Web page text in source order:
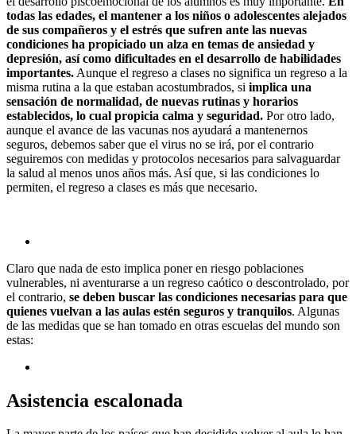
todas las edades, el mantener a los niños o adolescentes alejados
de sus compañeros y el estrés que sufren ante las nuevas
condiciones ha propiciado un alza en temas de ansiedad y
depresión, así como dificultades en el desarrollo de habilidades
importantes. Aunque el regreso a clases no significa un regreso a la
misma rutina a la que estaban acostumbrados, si implica una
sensación de normalidad, de nuevas rutinas y horarios
establecidos, lo cual propicia calma y seguridad. Por otro lado,
aunque el avance de las vacunas nos ayudará a mantenernos
seguros, debemos saber que el virus no se irá, por el contrario
seguiremos con medidas y protocolos necesarios para salvaguardar
la salud al menos unos años más. Así que, si las condiciones lo
permiten, el regreso a clases es más que necesario.
Claro que nada de esto implica poner en riesgo poblaciones
vulnerables, ni aventurarse a un regreso caótico o descontrolado, por
el contrario, se deben buscar las condiciones necesarias para que
quienes vuelvan a las aulas estén seguros y tranquilos. Algunas
de las medidas que se han tomado en otras escuelas del mundo son
estas:
Asistencia escalonada